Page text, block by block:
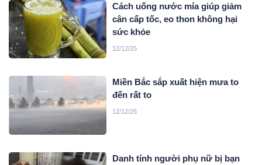
Cách uống nước mía giúp giảm
cân cấp tốc, eo thon không hại
sức khỏe
12/12/25
Miền Bắc sắp xuất hiện mưa to
đến rất to
12/12/25
Danh tính người phụ nữ bị bạn